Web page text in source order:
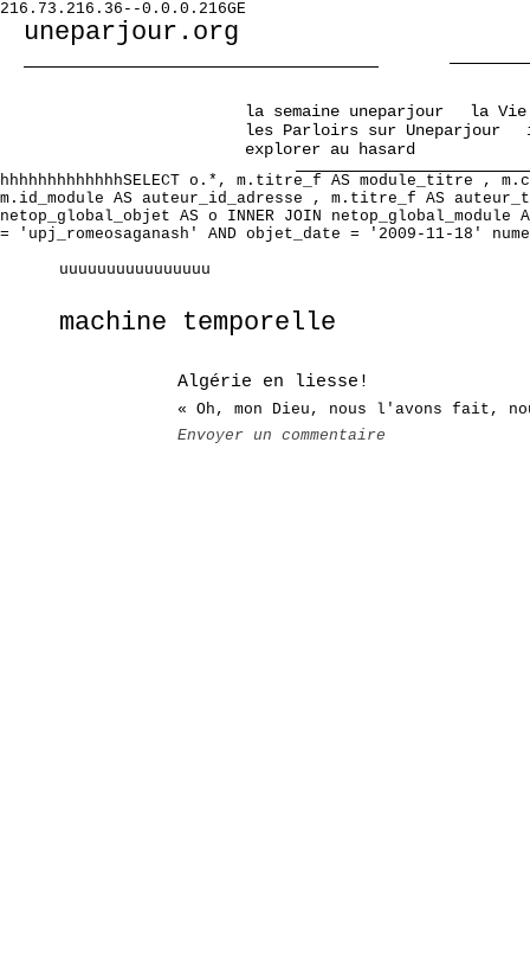
216.73.216.36--0.0.0.216GE
uneparjour.org
la semaine uneparjour
la Vie
les Parloirs sur Uneparjour
explorer au hasard
hhhhhhhhhhhhhSELECT o.*, m.titre_f AS module_titre ,
m.id_module AS auteur_id_adresse , m.titre_f AS
netop_global_objet AS o INNER JOIN netop_global_module
= 'upj_romeosaganash' AND objet_date = '2009-11-18'
uuuuuuuuuuuuuuuu
machine temporelle
Algérie en liesse!
« Oh, mon Dieu, nous l'avons fait,
Envoyer un commentaire